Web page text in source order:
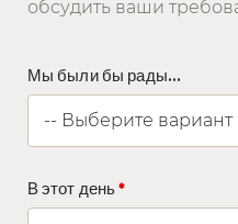
обсудить ваши
Мы были бы рады...
В этот день